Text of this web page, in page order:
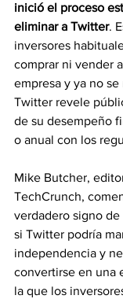
inició el proceso
eliminar a Twitter.
inversores
comprar ni vender
empresa y ya no
Twitter revele
de su desempeño
o anual con los
Mike Butcher,
TechCrunch,
verdadero signo
si Twitter podría
independencia y
convertirse en una
la que los